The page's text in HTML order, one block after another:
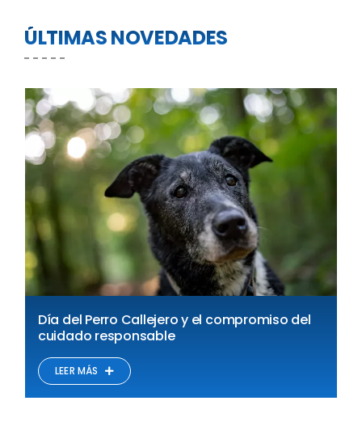
ÚLTIMAS NOVEDADES
Día del Perro Callejero y el compromiso del
cuidado responsable
LEER MÁS